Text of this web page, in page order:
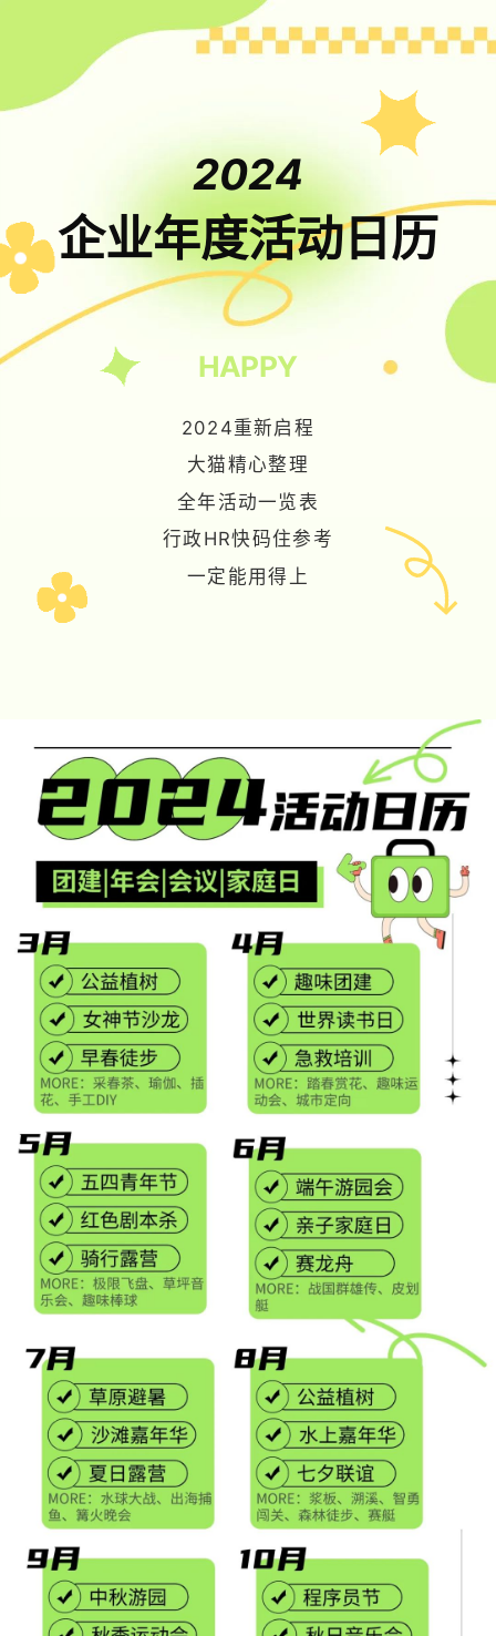
企业年度活动日 历
2024
2024重新启程
大猫精心整理
全年活动一览表
行政HR快码住参考
一定能用得上
HAPPY